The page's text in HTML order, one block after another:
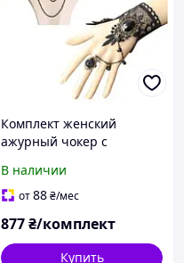
Комплект женский
ажурный чокер с
стимпанк [1700763]
Fashion Jewelry
В наличии
от88₴/мес
877₴/комплект
Купить